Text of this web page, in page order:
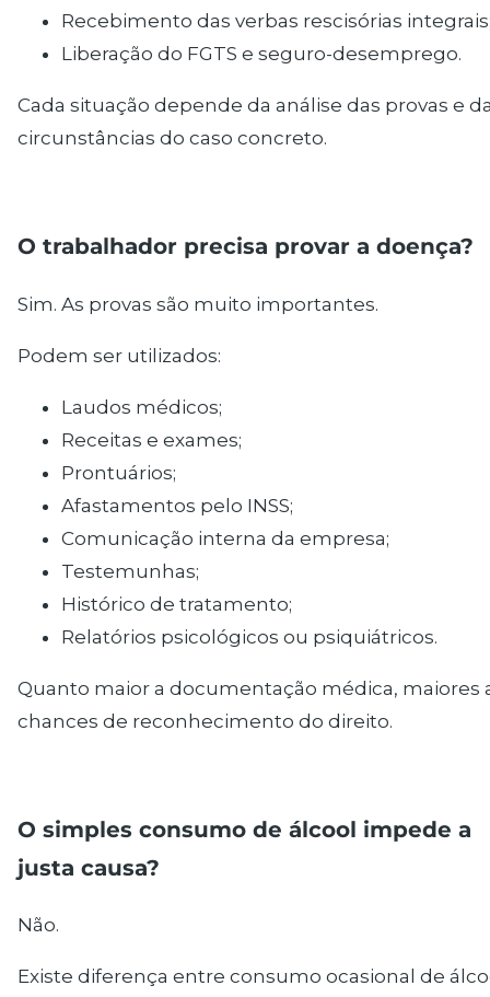
Recebimento das verbas rescisórias
Liberação do FGTS e seguro-desemprego.
Cada situação depende da análise das provas e
circunstâncias do caso concreto.
O trabalhador precisa provar a doença?
Sim. As provas são muito importantes.
Podem ser utilizados:
Laudos médicos;
Receitas e exames;
Prontuários;
Afastamentos pelo INSS;
Comunicação interna da empresa;
Testemunhas;
Histórico de tratamento;
Relatórios psicológicos ou psiquiátricos.
Quanto maior a documentação médica, maiores
chances de reconhecimento do direito.
O simples consumo de álcool impede a
justa causa?
Não.
Existe diferença entre consumo ocasional de